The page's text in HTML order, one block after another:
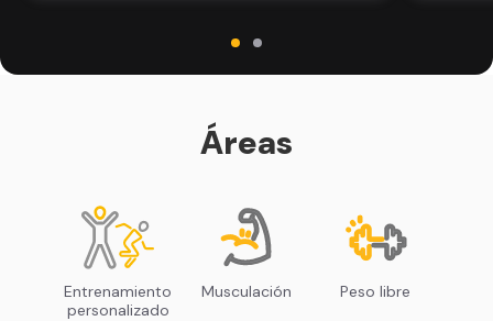
Áreas
Entrenamiento
personalizado
Musculación Peso libre